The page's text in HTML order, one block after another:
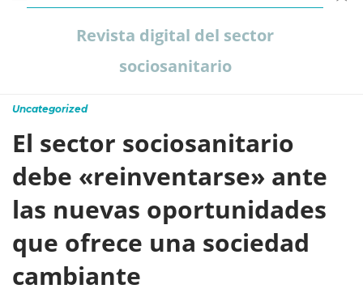
Revista digital del sector
sociosanitario
Uncategorized
El sector sociosanitario
debe «reinventarse» ante
las nuevas oportunidades
que ofrece una sociedad
cambiante